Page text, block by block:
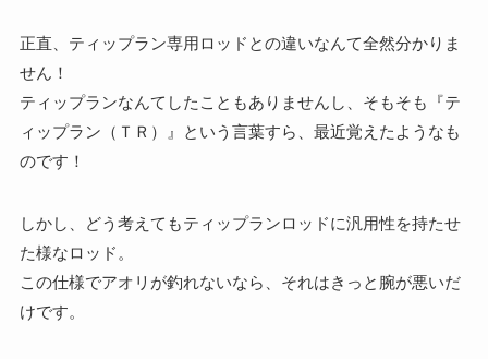
正直、ティップラン専用ロッドとの違いなんて全然分かりま
せん！
ティップランなんてしたこともありませんし、そもそも『テ
ィップラン（ＴＲ）』という言葉すら、最近覚えたようなも
のです！
しかし、どう考えてもティップランロッドに汎用性を持たせ
た様なロッド。
この仕様でアオリが釣れないなら、それはきっと腕が悪いだ
けです。